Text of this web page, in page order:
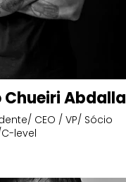
Abdalla
CEO / VP/ Sócio
level